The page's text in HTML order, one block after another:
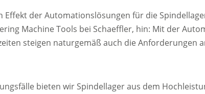
Effekt der Automationslösungen für die
Machine Tools bei Schaeffler, hin: Mit der
steigen naturgemäß auch die Anforderungen
bieten wir Spindellager aus dem